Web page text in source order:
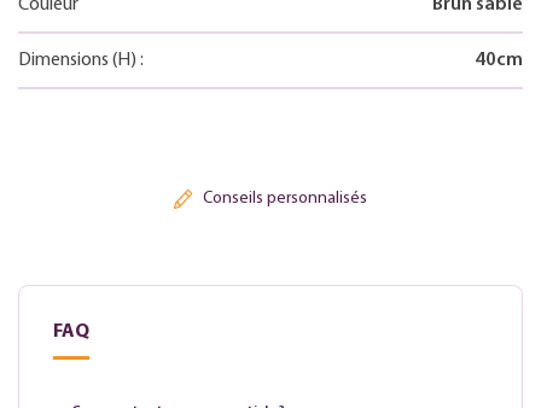
Couleur Brun sable
Dimensions (H) : 40cm
Conseils personnalisés
FAQ